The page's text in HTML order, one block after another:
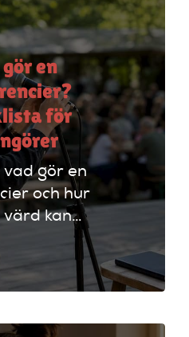
en
för
gör en
och hur
värd kan
event. Följ
för
en